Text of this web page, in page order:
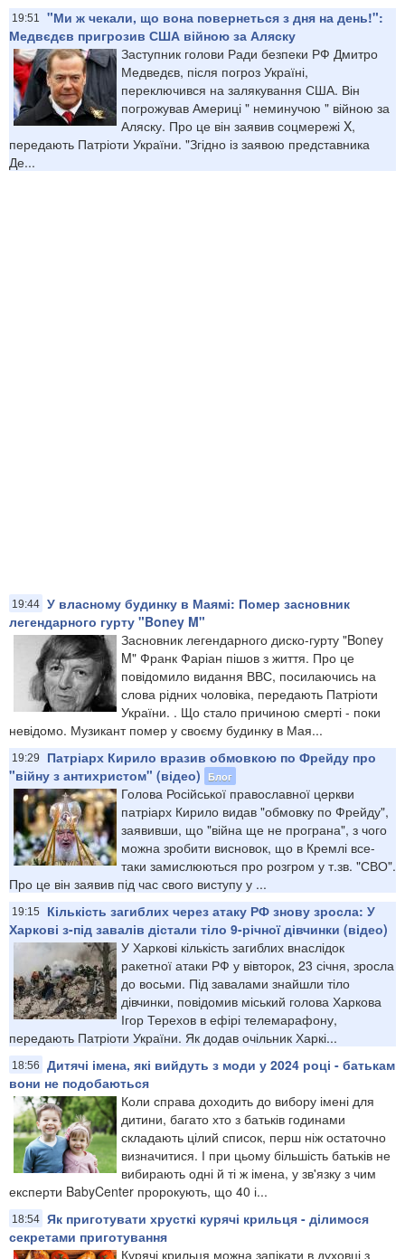
19:51
"Ми ж чекали, що вона повернеться з дня на день!":
Медвєдєв пригрозив США війною за Аляску
Заступник голови Ради безпеки РФ Дмитро
Медведєв, після погроз Україні,
переключився на залякування США. Він
погрожував Америці " неминучою " війною за
Аляску. Про це він заявив соцмережі X,
передають Патріоти України. "Згідно із заявою представника
Де...
19:44 У власному будинку в Маямі: Помер засновник
легендарного гурту "Boney M"
Засновник легендарного диско-гурту "Boney
M" Франк Фаріан пішов з життя. Про це
повідомило видання ВВС, посилаючись на
слова рідних чоловіка, передають Патріоти
України. . Що стало причиною смерті - поки
невідомо. Музикант помер у своєму будинку в Мая...
19:29
Патріарх Кирило вразив обмовкою по Фрейду про
"війну з антихристом" (відео)
Блог
Голова Російської православної церкви
патріарх Кирило видав "обмовку по Фрейду",
заявивши, що "війна ще не програна", з чого
можна зробити висновок, що в Кремлі все-
таки замислюються про розгром у т.зв. "СВО".
Про це він заявив під час свого виступу у ...
19:15
Кількість загиблих через атаку РФ знову зросла: У
Харкові з-під завалів дістали тіло 9-річної дівчинки (відео)
У Харкові кількість загиблих внаслідок
ракетної атаки РФ у вівторок, 23 січня, зросла
до восьми. Під завалами знайшли тіло
дівчинки, повідомив міський голова Харкова
Ігор Терехов в ефірі телемарафону,
передають Патріоти України. Як додав очільник Харкі...
18:56
Дитячі імена, які вийдуть з моди у 2024 році - батькам
вони не подобаються
Коли справа доходить до вибору імені для
дитини, багато хто з батьків годинами
складають цілий список, перш ніж остаточно
визначитися. І при цьому більшість батьків не
вибирають одні й ті ж імена, у зв'язку з чим
експерти BabyCenter пророкують, що 40 і...
18:54 Як приготувати хрусткі курячі крильця - ділимося
секретами приготування
Курячі крильця можна запікати в духовці з